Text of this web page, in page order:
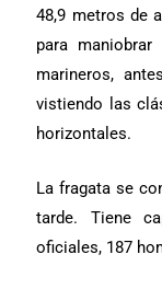
48,9 metros de
para
marineros,
vistiendo las
horizontales.
La fragata se
tarde. Tiene
oficiales, 187